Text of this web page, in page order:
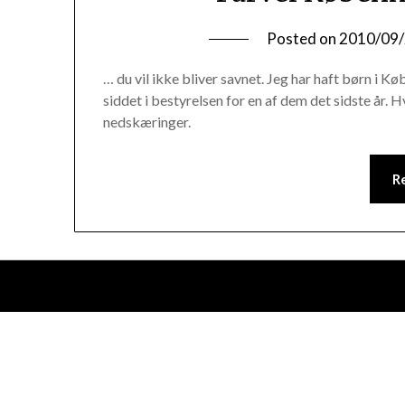
Posted on 2010/
… du vil ikke bliver savnet. Jeg har haft børn i
siddet i bestyrelsen for en af dem det sidste år.
nedskæringer.